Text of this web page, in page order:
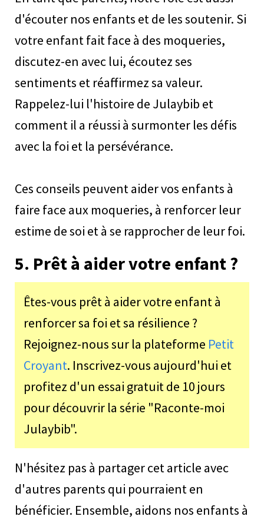
d'écouter nos enfants et de les soutenir. Si
votre enfant fait face à des moqueries,
discutez-en avec lui, écoutez ses
sentiments et réaffirmez sa valeur.
Rappelez-lui l'histoire de Julaybib et
comment il a réussi à surmonter les défis
avec la foi et la persévérance.
Ces conseils peuvent aider vos enfants à
faire face aux moqueries, à renforcer leur
estime de soi et à se rapprocher de leur foi.
5. Prêt à aider votre enfant ?
Êtes-vous prêt à aider votre enfant à
renforcer sa foi et sa résilience ?
Rejoignez-nous sur la plateforme Petit
Croyant. Inscrivez-vous aujourd'hui et
profitez d'un essai gratuit de 10 jours
pour découvrir la série "Raconte-moi
Julaybib".
N'hésitez pas à partager cet article avec
d'autres parents qui pourraient en
bénéficier. Ensemble, aidons nos enfants à